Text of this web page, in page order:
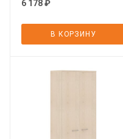
6 178₽
В КОРЗИНУ